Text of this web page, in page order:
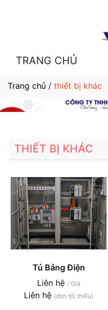
TRANG CHỦ
Trang chủ / thiết bị khác
THIẾT BỊ KHÁC
Tủ Bảng Điện
Liên hệ / Giá
Liên hệ (đơn tối thiểu)